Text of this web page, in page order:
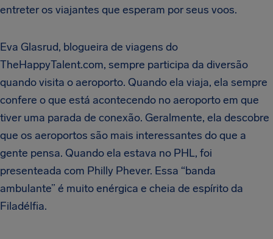
entreter os viajantes que esperam por seus voos.
Eva Glasrud, blogueira de viagens do
TheHappyTalent.com, sempre participa da diversão
quando visita o aeroporto. Quando ela viaja, ela sempre
confere o que está acontecendo no aeroporto em que
tiver uma parada de conexão. Geralmente, ela descobre
que os aeroportos são mais interessantes do que a
gente pensa. Quando ela estava no PHL, foi
presenteada com Philly Phever. Essa “banda
ambulante” é muito enérgica e cheia de espírito da
Filadélfia.